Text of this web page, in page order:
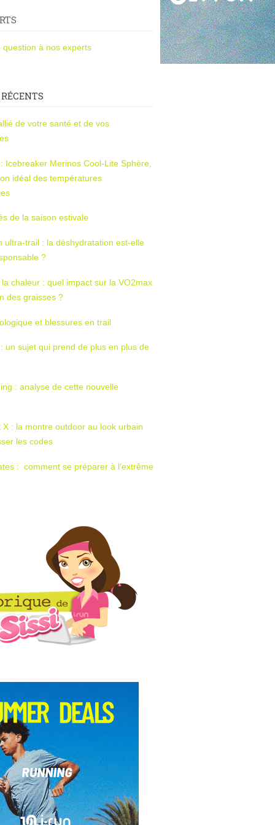
question à nos experts
de votre santé et de vos
Icebreaker Merinos Cool-Lite Sphère,
idéal des températures
de la saison estivale
ultra-trail : la déshydratation est-elle
?
chaleur : quel impact sur la VO2max
des graisses ?
et blessures en trail
un sujet qui prend de plus en plus de
: analyse de cette nouvelle
X : la montre outdoor au look urbain
les codes
: comment se préparer à l’extrême